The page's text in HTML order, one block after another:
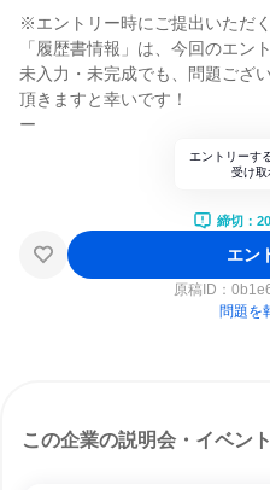
※エントリー時にご提出いただく
「履歴書情報」は、今回のエン
未入力・未完成でも、問題ござ
頂きますと幸いです！
ー
エントリーす
受け取
締切：
エン
原稿ID：
問題を
この企業の説明会・イベント